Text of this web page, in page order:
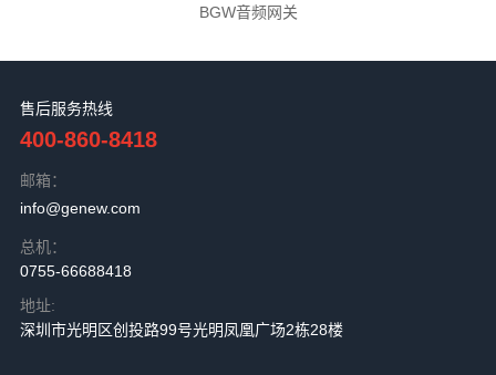
BGW音频网关
售后服务热线
400-860-8418
邮箱：
info@genew.com
总机：
0755-66688418
地址:
深圳市光明区创投路99号光明凤凰广场2栋28楼